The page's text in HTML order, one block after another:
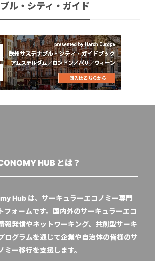
ル・シティ・ガイド
HUB とは？
Hub は、サーキュラーエコノミー専門
フォームです。国内外のサーキュラーエコ
報発信やネットワーキング、共創型サーキ
ログラムを通じて企業や自治体の皆様のサ
ミー移行を支援します。